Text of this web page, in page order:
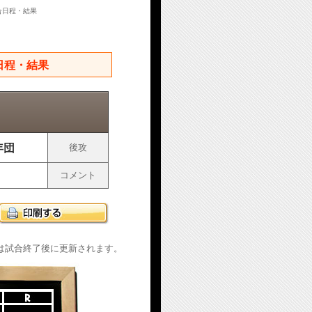
程・結果
程・結果
後攻
コメント
合終了後に更新されます。